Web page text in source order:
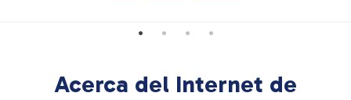
Acerca del Internet de